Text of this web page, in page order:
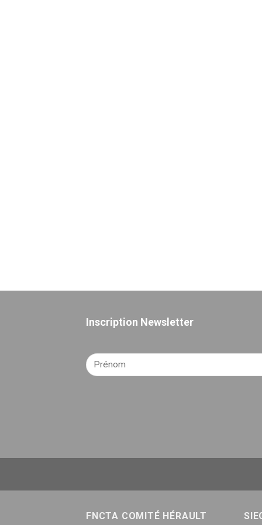
Inscription Newsletter
FNCTA COMITÉ HÉRAULT